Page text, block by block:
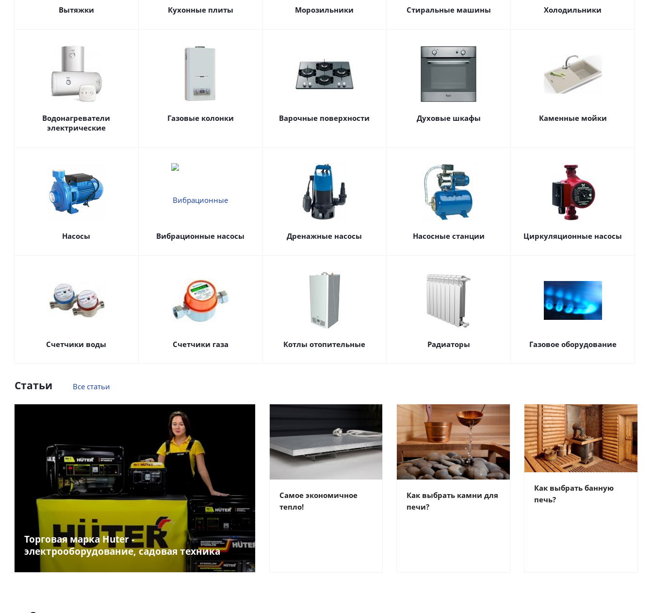
Вытяжки Кухонные плиты Морозильники Стиральные машины Холодильники
Водонагреватели
электрические
Газовые колонки Варочные поверхности Духовые шкафы Каменные мойки
Насосы Вибрационные насосы Дренажные насосы Насосные станции Циркуляционные насосы
Счетчики воды Счетчики газа Котлы отопительные Радиаторы Газовое оборудование
Статьи Все статьи
Торговая марка Huter -
электрооборудование, садовая техника
Самое экономичное
тепло!
Как выбрать камни для
печи?
Как выбрать банную
печь?